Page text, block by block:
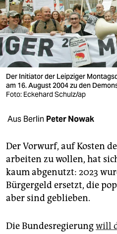
wahrheit
verlag
verlag
veranstaltungen
shop
fragen & hilfe
abo
genossenschaft
epaper login
Der Initiator der Leipziger
am 16. August 2004 zu den
Foto: Eckehard Schulz/ap
Aus Berlin Peter Nowak
Der Vorwurf, auf Kosten
arbeiten zu wollen, hat
kaum abgenutzt: 2023
Bürgergeld ersetzt, die
aber sind geblieben.
Die Bundesregierungwill